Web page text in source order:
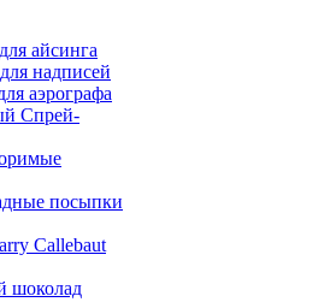
айсинга
надписей
аэрографа
Спрей-
посыпки
Callebaut
шоколад